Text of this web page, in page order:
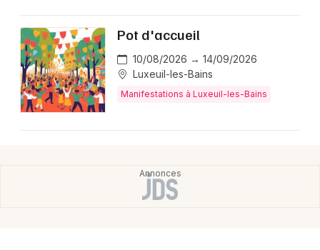
Choisir mes départements
Pot d'accueil
10/08/2026 → 14/09/2026
Luxeuil-les-Bains
Manifestations à Luxeuil-les-Bains